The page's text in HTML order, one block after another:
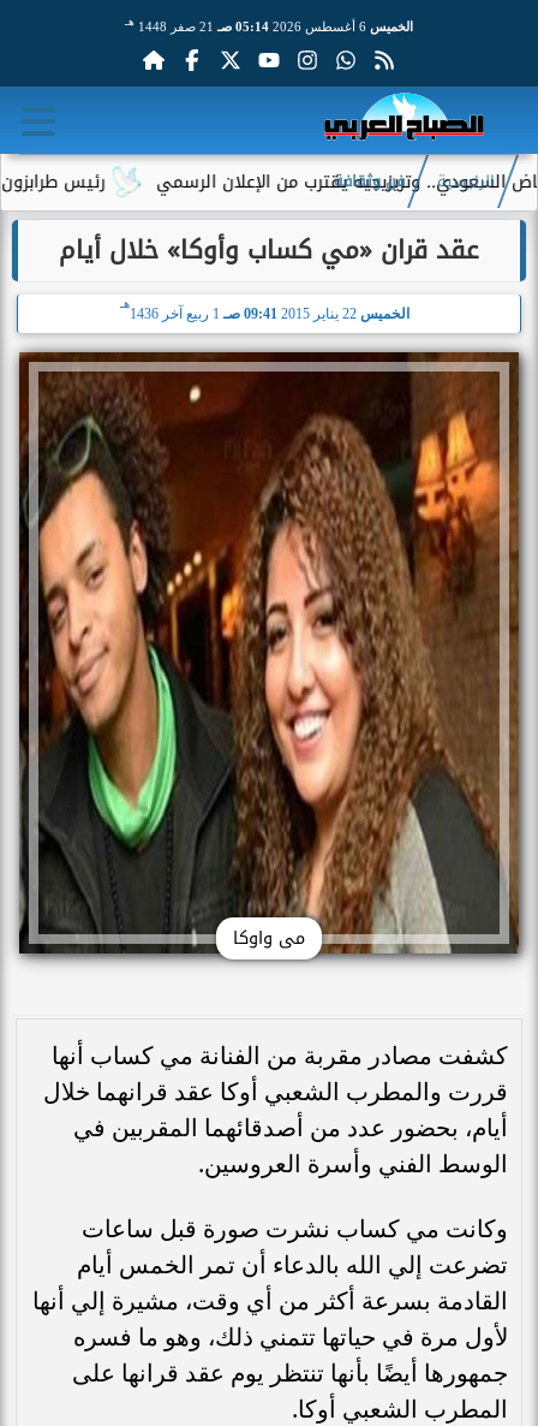
الخميس 05:14 صـ 21 صفر 1448 هـ
رئيس طرابزون وتريزيجيه يقترب من الإعلان الرسمي
الرئيسية فن وثقافة
عقد قران «مي كساب وأوكا» خلال أيام
الخميس 22 يناير 2015 09:41 صـ 1 ربيع آخر 1436
هـ
مى واوكا
كشفت مصادر مقربة من الفنانة مي كساب أنها
قررت والمطرب الشعبي أوكا عقد قرانهما خلال
أيام، بحضور عدد من أصدقائهما المقربين في
الوسط الفني وأسرة العروسين.
وكانت مي كساب نشرت صورة قبل ساعات
تضرعت إلي الله بالدعاء أن تمر الخمس أيام
القادمة بسرعة أكثر من أي وقت، مشيرة إلي أنها
لأول مرة في حياتها تتمني ذلك، وهو ما فسره
جمهورها أيضًا بأنها تنتظر يوم عقد قرانها على
المطرب الشعبي أوكا.